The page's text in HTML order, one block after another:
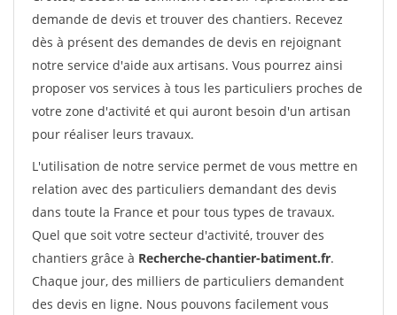
demande de devis et trouver des chantiers. Recevez
dès à présent des demandes de devis en rejoignant
notre service d'aide aux artisans. Vous pourrez ainsi
proposer vos services à tous les particuliers proches de
votre zone d'activité et qui auront besoin d'un artisan
pour réaliser leurs travaux.
L'utilisation de notre service permet de vous mettre en
relation avec des particuliers demandant des devis
dans toute la France et pour tous types de travaux.
Quel que soit votre secteur d'activité, trouver des
chantiers grâce à Recherche-chantier-batiment.fr.
Chaque jour, des milliers de particuliers demandent
des devis en ligne. Nous pouvons facilement vous